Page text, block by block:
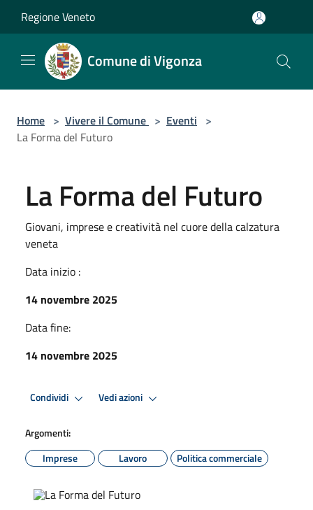
Regione Veneto
Comune di Vigonza
Home > Vivere il Comune > Eventi >
La Forma del Futuro
La Forma del Futuro
Giovani, imprese e creatività nel cuore della calzatura
veneta
Data inizio :
14 novembre 2025
Data fine:
14 novembre 2025
Condividi Vedi azioni
Argomenti:
Imprese
Lavoro Politica commerciale